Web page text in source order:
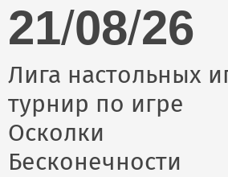
21/08/26
Лига настольных
турнир по игре
Осколки
Бесконечности